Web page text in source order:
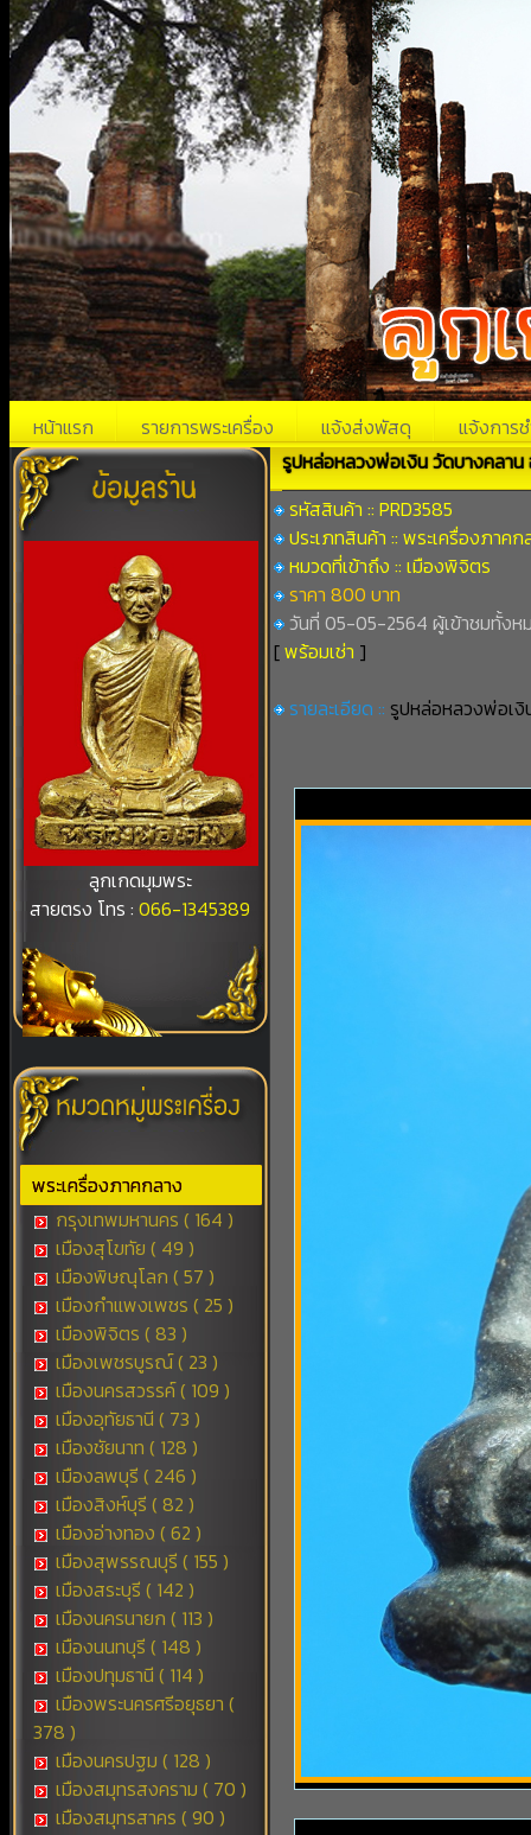
หน้าแรก รายการพระเครื่อง แจ้งส่งพัสดุ แจ้งการช
ลูกเกดมุมพระ
สายตรง โทร :066-1345389
พระเครื่องภาคกลาง
กรุงเทพมหานคร ( 164 )
เมืองสุโขทัย ( 49 )
เมืองพิษณุโลก ( 57 )
เมืองกำแพงเพชร ( 25 )
เมืองพิจิตร ( 83 )
เมืองเพชรบูรณ์ ( 23 )
เมืองนครสวรรค์ ( 109 )
เมืองอุทัยธานี ( 73 )
เมืองชัยนาท ( 128 )
เมืองลพบุรี ( 246 )
เมืองสิงห์บุรี ( 82 )
เมืองอ่างทอง ( 62 )
เมืองสุพรรณบุรี ( 155 )
เมืองสระบุรี ( 142 )
เมืองนครนายก ( 113 )
เมืองนนทบุรี ( 148 )
เมืองปทุมธานี ( 114 )
เมืองพระนครศรีอยุธยา (
378 )
เมืองนครปฐม ( 128 )
เมืองสมุทรสงคราม ( 70 )
เมืองสมุทรสาคร ( 90 )
รูปหล่อหลวงพ่อเงิน วัดบางคลา
รหัสสินค้า :: PRD3585
ประเภทสินค้า :: พระเครื่องภาคก
หมวดที่เข้าถึง :: เมืองพิจิตร
ราคา 800 บาท
วันที่ 05-05-2564 ผู้เข้าชมทั้งห
[พร้อมเช่า ]
รายละเอียด :: รูปหล่อหลวงพ่อเ